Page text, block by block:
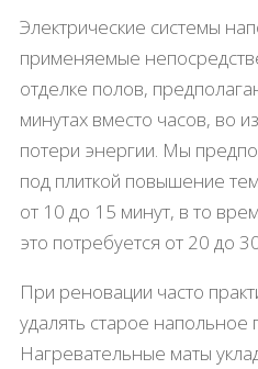
Электрические системы
применяемые
отделке полов,
минутах вместо часов, во
потери энергии. Мы
под плиткой повышение
от 10 до 15 минут, в то
это потребуется от 20 до
При реновации часто
удалять старое напольное
Нагревательные маты